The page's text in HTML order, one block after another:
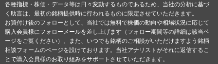
各種指標・株価・データ等は日々変動するものであるため、当社の分析に基づ
く助言は、最初の銘柄提供時に行われるものに限定させていただきます。
お買付け後のフォローとして、当社では無料で株価の動向や相場状況に応じて
購入会員様にフォローメールを差し上げます（フォロー期間等の詳細は該当ペ
ージをご覧ください）。また、いつでも銘柄のご相談がいただけますよう銘柄
相談フォームのページを設けております。当社アナリストがそれに返信するこ
とで購入会員様のお取り組みをサポートさせていただきます。